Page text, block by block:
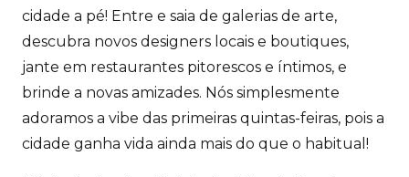
cidade a pé! Entre e saia de galerias de arte,
descubra novos designers locais e boutiques,
jante em restaurantes pitorescos e íntimos, e
brinde a novas amizades. Nós simplesmente
adoramos a vibe das primeiras quintas-feiras, pois a
cidade ganha vida ainda mais do que o habitual!